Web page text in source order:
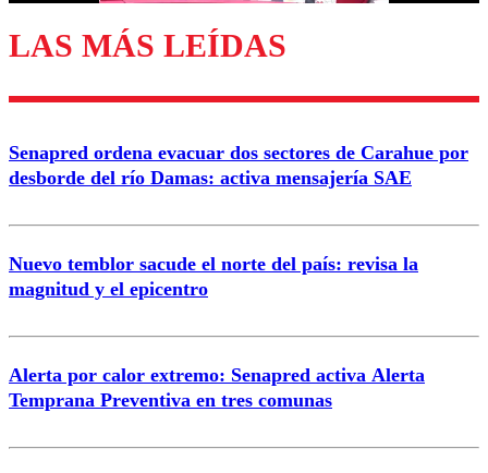
Enviar comentario
LAS MÁS LEÍDAS
Senapred ordena evacuar dos sectores de Carahue por
desborde del río Damas: activa mensajería SAE
Nuevo temblor sacude el norte del país: revisa la
magnitud y el epicentro
Alerta por calor extremo: Senapred activa Alerta
Temprana Preventiva en tres comunas